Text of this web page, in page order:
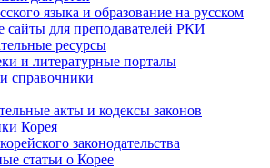
языка и образование на русском
сайты для преподавателей РКИ
ресурсы
и литературные порталы
справочники
акты и кодексы законов
Корея
законодательства
статьи о Корее